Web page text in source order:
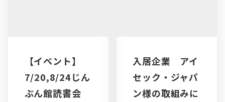
【イベント】
7/20,8/24じん
ぶん館読書会
入居企業 アイ
セック・ジャパ
ン様の取組みに